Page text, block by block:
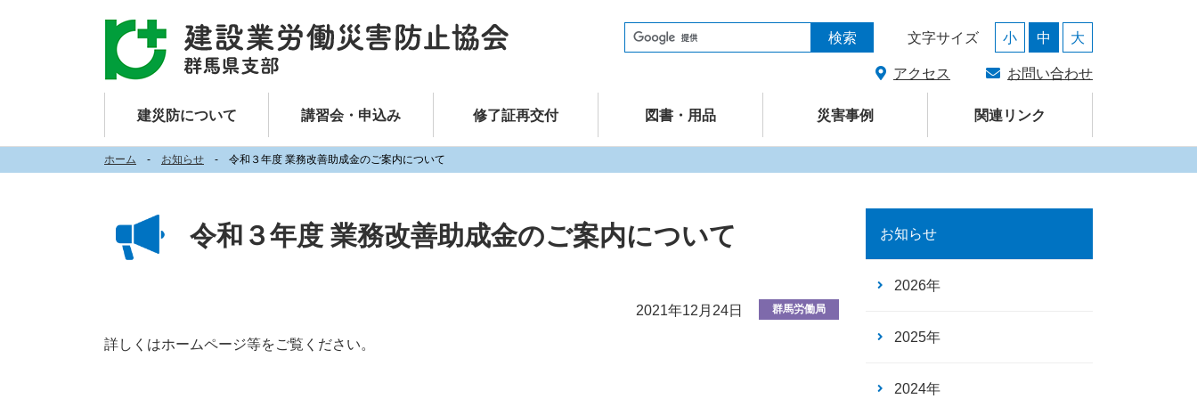
建設業労働災害防止協会（建災防） 群馬県支部
検索 文字サイズ 小 中 大
アクセス お問い合わせ
建災防について 講習会・申込み 修了証再交付 図書・用品 災害事例 関連リンク
ホーム お知らせ 令和３年度 業務改善助成金のご案内について
令和３年度 業務改善助成金のご案内について
2021年12月24日 群馬労働局
詳しくはホームページ等をご覧ください。
お知らせ
2026年
2025年
2024年